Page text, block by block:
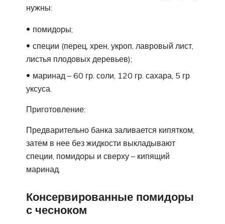
нужны:
помидоры;
специи (перец, хрен, укроп, лавровый лист,
листья плодовых деревьев);
маринад – 60 гр. соли, 120 гр. сахара, 5 гр
уксуса.
Приготовление:
Предварительно банка заливается кипятком,
затем в нее без жидкости выкладывают
специи, помидоры и сверху – кипящий
маринад.
Консервированные помидоры
с чесноком